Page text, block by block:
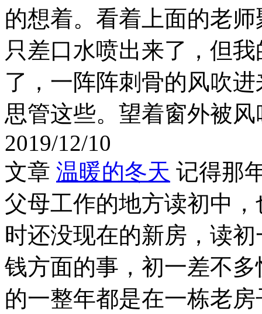
的想着。看着上面的老
只差口水喷出来了，但
了，一阵阵刺骨的风吹
思管这些。望着窗外被
2019/12/10
文章 温暖的冬天 记得那
父母工作的地方读初中
时还没现在的新房，读
钱方面的事，初一差不
的一整年都是在一栋老